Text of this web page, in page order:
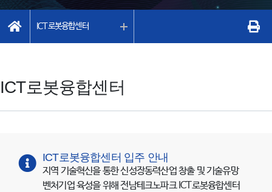
ICT로봇융합센터
ICT로봇융합센터
ICT로봇융합센터 입주 안내
지역 기술혁신을 통한 신성장동력산업 창출 및 기술유망
벤처기업 육성을 위해 전남테크노파크 ICT로봇융합센터